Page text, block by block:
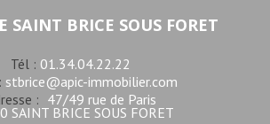
SAINT BRICE SOUS FORET
Tél : 01.34.04.22.22
stbrice@apic-immobilier.com
: 47/49 rue de Paris
SAINT BRICE SOUS FORET